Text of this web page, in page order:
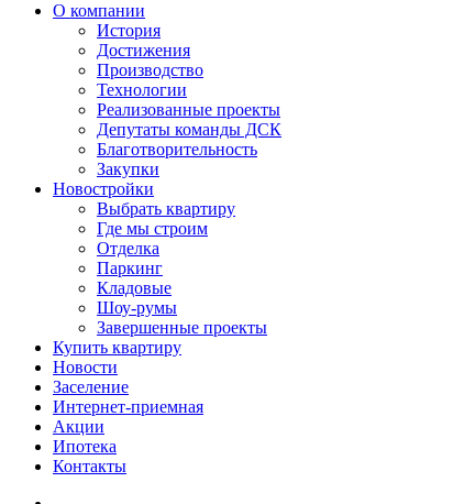
О компании
История
Достижения
Производство
Технологии
Реализованные проекты
Депутаты команды ДСК
Благотворительность
Закупки
Новостройки
Выбрать квартиру
Где мы строим
Отделка
Паркинг
Кладовые
Шоу-румы
Завершенные проекты
Купить квартиру
Новости
Заселение
Интернет-приемная
Акции
Ипотека
Контакты